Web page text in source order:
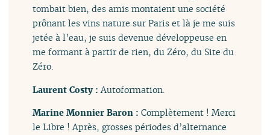
tombait bien, des amis montaient une société
prônant les vins nature sur Paris et là je me suis
jetée à l’eau, je suis devenue développeuse en
me formant à partir de rien, du Zéro, du Site du
Zéro.
Laurent Costy :Autoformation.
Marine Monnier Baron :Complètement ! Merci
le Libre ! Après, grosses périodes d’alternance